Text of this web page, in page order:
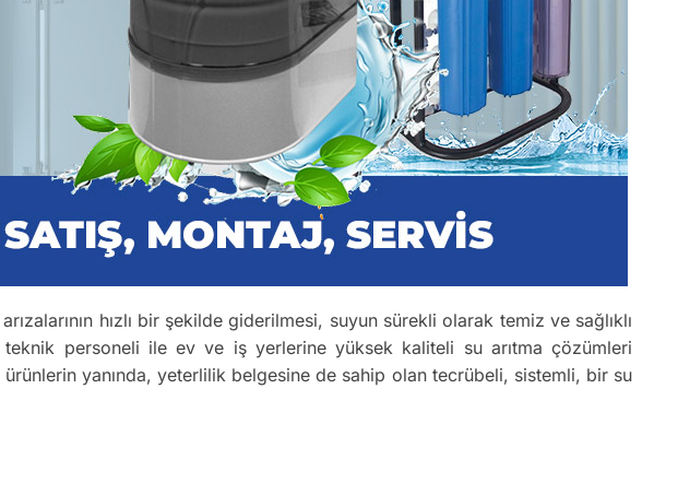
hızlı bir şekilde giderilmesi, suyun sürekli olarak temiz ve sağlıklı
teknik personeli ile ev ve iş yerlerine yüksek kaliteli su arıtma çözümleri
yanında, yeterlilik belgesine de sahip olan tecrübeli, sistemli, bir su